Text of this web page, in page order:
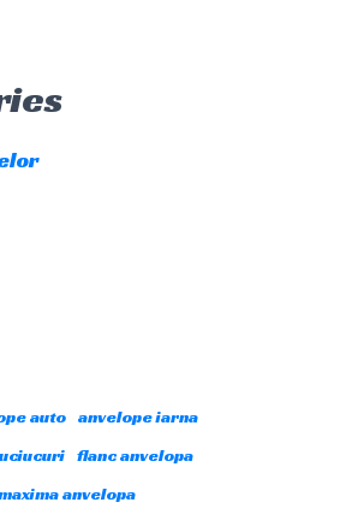
auto anvelope iarna
flanc anvelopa
anvelopa